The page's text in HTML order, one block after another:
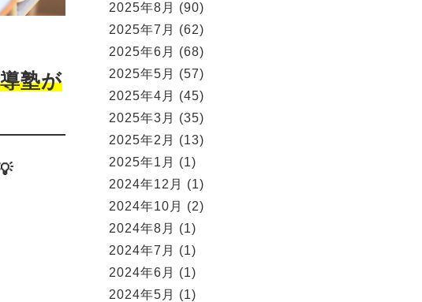
塾が
2025年8月
(90)
2025年7月
(62)
2025年6月
(68)
2025年5月
(57)
2025年4月
(45)
2025年3月
(35)
2025年2月
(13)
2025年1月
(1)
2024年12月
(1)
2024年10月
(2)
2024年8月
(1)
2024年7月
(1)
2024年6月
(1)
2024年5月
(1)